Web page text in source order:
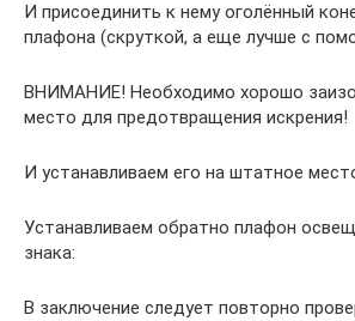
И присоединить к нему оголённый
плафона (скруткой, а еще лучше с
ВНИМАНИЕ! Необходимо хорошо
место для предотвращения искрения!
И устанавливаем его на штатное
Устанавливаем обратно плафон
знака:
В заключение следует повторно